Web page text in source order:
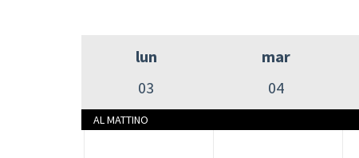
lun
03
mar
04
AL MATTINO